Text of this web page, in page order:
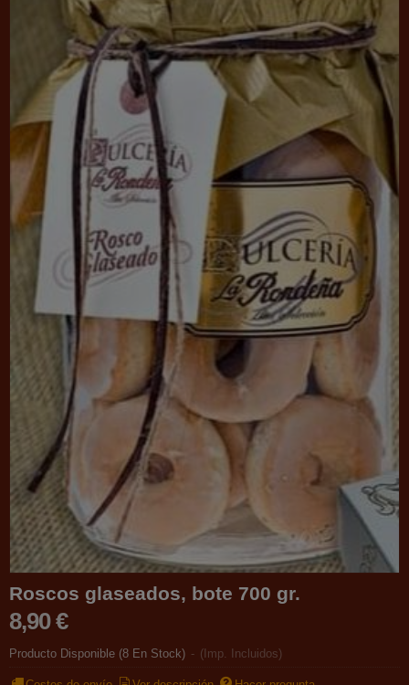
Roscos glaseados, bote 700 gr.
8,90 €
Producto Disponible (8 En Stock) - (Imp. Incluidos)